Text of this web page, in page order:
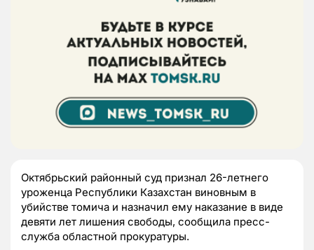
Октябрьский районный суд признал 26-летнего
уроженца Республики Казахстан виновным в
убийстве томича и назначил ему наказание в виде
девяти лет лишения свободы, сообщила пресс-
служба областной прокуратуры.